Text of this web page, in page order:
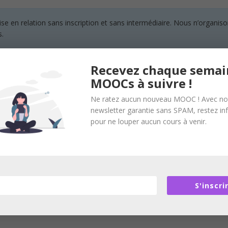
en relation sans inscription et sans intermédiaire. Nous
en développement des ressources humaines en France et à
et, éventuellement, une expérience de management.
Recevez chaque
MOOCs à suivre !
Ne ratez aucun nouveau MOOC ! Avec
newsletter garantie sans SPAM, restez
pour ne louper aucun cours à venir.